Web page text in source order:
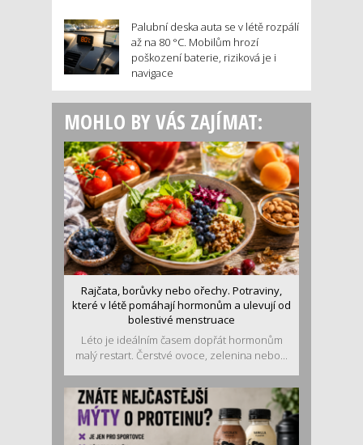
Palubní deska auta se v létě rozpálí
až na 80 °C. Mobilům hrozí
poškození baterie, riziková je i
navigace
MOHLO BY VÁS ZAJÍMAT:
Rajčata, borůvky nebo ořechy. Potraviny,
které v létě pomáhají hormonům a ulevují od
bolestivé menstruace
Léto je ideálním časem dopřát hormonům
malý restart. Čerstvé ovoce, zelenina nebo...